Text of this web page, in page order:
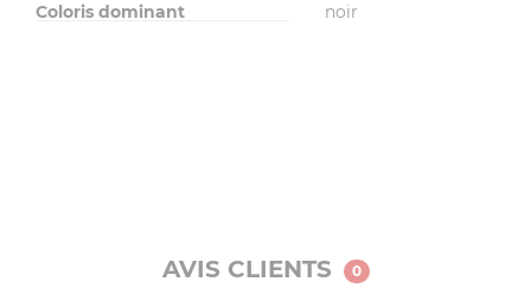
Coloris dominant
noir
AVIS CLIENTS 0